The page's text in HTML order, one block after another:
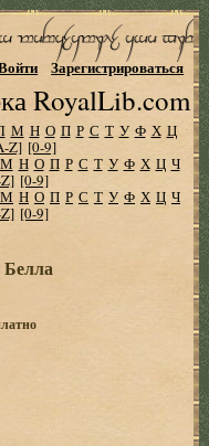
RoyalLib.com
Зарегистрироваться
М Н О П Р С Т У Ф Х Ц
Z] [0-9]
М Н О П Р С Т У Ф Х Ц Ч
[0-9]
М Н О П Р С Т У Ф Х Ц Ч
[0-9]